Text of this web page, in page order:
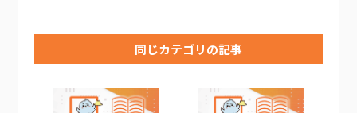
同じカテゴリの記事